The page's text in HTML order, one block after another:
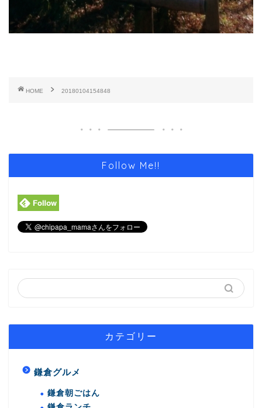
HOME 20180104154848
Follow Me!!
カテゴリー
鎌倉グルメ
鎌倉朝ごはん